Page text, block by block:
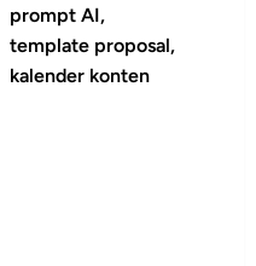
prompt AI,
template proposal,
kalender konten